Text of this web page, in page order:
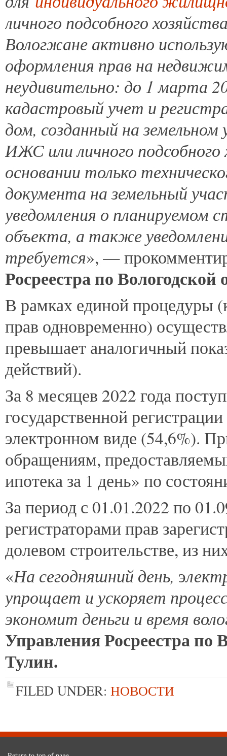
личного подсобного
Вологжане активно
оформления прав на
неудивительно: до 1 марта
кадастровый учет и
дом, созданный на земельном
ИЖС или личного подсобного
основании только
документа на земельный
уведомления о планируемом
объекта, а также
требуется», —
Росреестра по Вологодской
В рамках единой процедуры
прав одновременно)
превышает аналогичный
действий).
За 8 месяцев 2022 года
государственной
электронном виде (54,6%).
обращениям,
ипотека за 1 день» по
За период с 01.01.2022 по
регистраторами прав
долевом строительстве, из
«На сегодняшний день, э
упрощает и ускоряет
экономит деньги и время
Управления Росреестра по
Тулин.
FILED UNDER: НОВОСТИ